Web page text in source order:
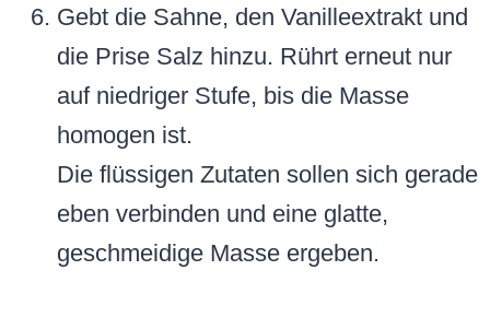
Gebt die Sahne, den Vanilleextrakt und
die Prise Salz hinzu. Rührt erneut nur
auf niedriger Stufe, bis die Masse
homogen ist.
Die flüssigen Zutaten sollen sich gerade
eben verbinden und eine glatte,
geschmeidige Masse ergeben.